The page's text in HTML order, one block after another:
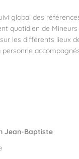
global des
quotidien de
les différents lieux
Jean-Baptiste